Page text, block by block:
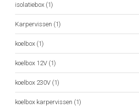
isolatiebox (1)
Karpervissen (1)
koelbox (1)
koelbox 12V (1)
koelbox 230V (1)
koelbox karpervissen (1)